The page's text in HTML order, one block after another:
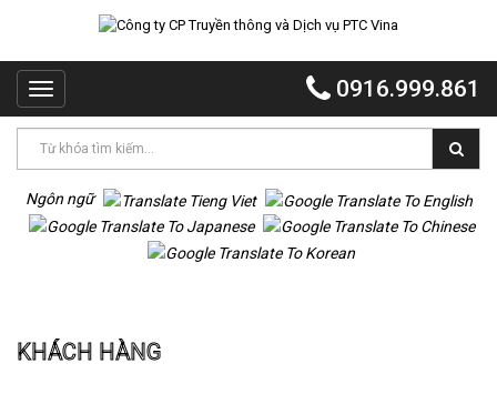
Toggle
navigation
0916.999.861
PTC
PTC
EVENT
PTC
VOI
Ngôn ngữ
KHÁCH HÀNG